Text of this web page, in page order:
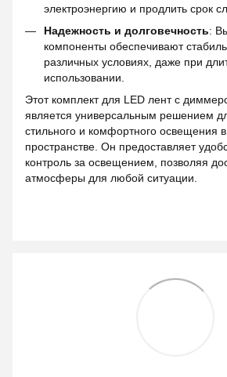
электроэнергию и продлить срок
Надежность и долговечность:
компоненты обеспечивают
различных условиях, даже при
использовании.
Этот комплект для LED лент с
является универсальным решением
стильного и комфортного освещения
пространстве. Он предоставляет
контроль за освещением, позволяя
атмосферы для любой ситуации.